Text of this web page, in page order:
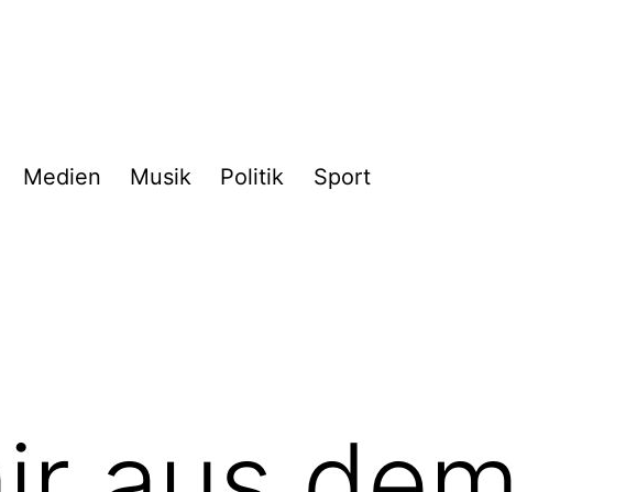
Medien Musik Politik Sport